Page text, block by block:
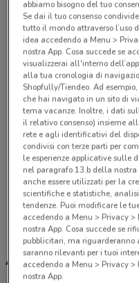
Via Donatello, 23a
1.4 km
Via Donatello, 23A
1.4 km
Via Gius.Ferrari 16
2.2 km
Via Giuseppe
2.2 km
Altri volantini nelle
abbiamo bisogno del tuo
Se dai il tuo consenso
tutto il mondo attraverso l’uso
idea accedendo a Menu >
nostra App. Cosa succede se
visualizzerai all'interno
alla tua cronologia di
Shopfully/Tiendeo. Ad
che hai navigato in un sito di
tema vacanze. Inoltre, i dati
il relativo consenso) insieme
rete e agli identificativi del
condivisi con terze parti per
le esperienze applicative sulle
nel paragrafo 13.b della nostra
anche essere utilizzati per la
scientifiche e statistiche,
tendenze. Puoi modificare le
accedendo a Menu > Privacy
nostra App. Cosa succede se
pubblicitari, ma riguarderanno
saranno rilevanti per i tuoi
accedendo a Menu > Privacy
nostra App.